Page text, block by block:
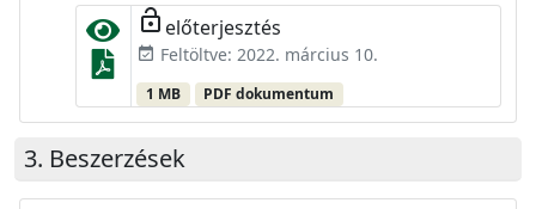
lock_open előterjesztés
event_available Feltöltve: 2022. március 10.
1 MB PDF dokumentum
Beszerzések